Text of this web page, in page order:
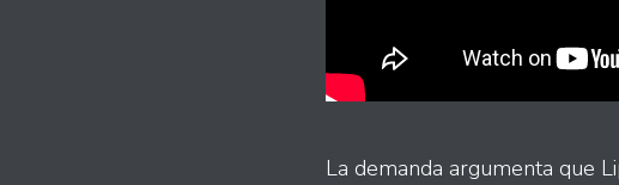
La demanda argumenta que